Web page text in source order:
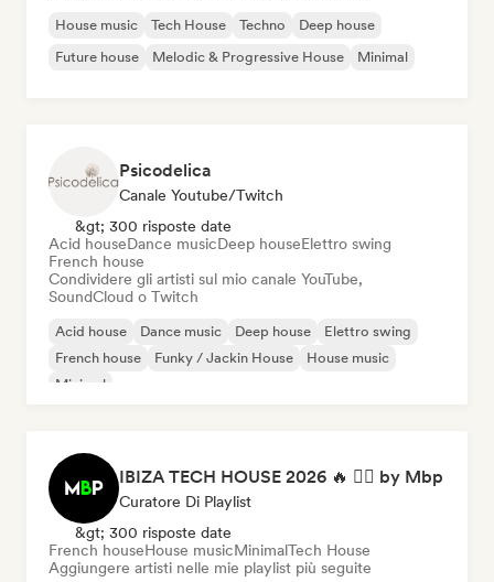
House music Tech House Techno
Deep house
Future house
Melodic & Progressive House Minimal
Psicodelica
Canale Youtube/Twitch
&gt; 300 risposte date
Acid houseDance musicDeep houseElettro swing
French house
Condividere gli artisti sul mio canale YouTube,
SoundCloud o Twitch
Acid house Dance music Deep house
Elettro swing
French house
Funky / Jackin House
House music
Minimal
IBIZA TECH HOUSE 2026 🔥 😮‍💨 by Mbp
Curatore Di Playlist
&gt; 300 risposte date
French houseHouse musicMinimalTech House
Aggiungere artisti nelle mie playlist più seguite